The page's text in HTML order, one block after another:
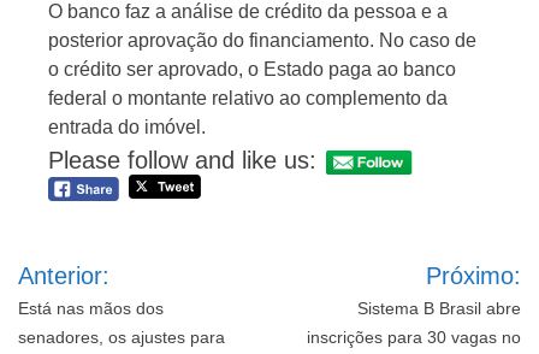
O banco faz a análise de crédito da pessoa e a
posterior aprovação do financiamento. No caso de
o crédito ser aprovado, o Estado paga ao banco
federal o montante relativo ao complemento da
entrada do imóvel.
Please follow and like us:
de
Post
Anterior:
Está nas mãos dos
senadores, os ajustes para
Próximo:
Sistema B Brasil abre
inscrições para 30 vagas no